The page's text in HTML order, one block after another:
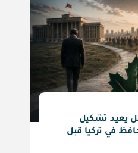
يعيد تشكيل
في تركيا قبل